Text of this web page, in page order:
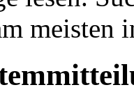
meisten